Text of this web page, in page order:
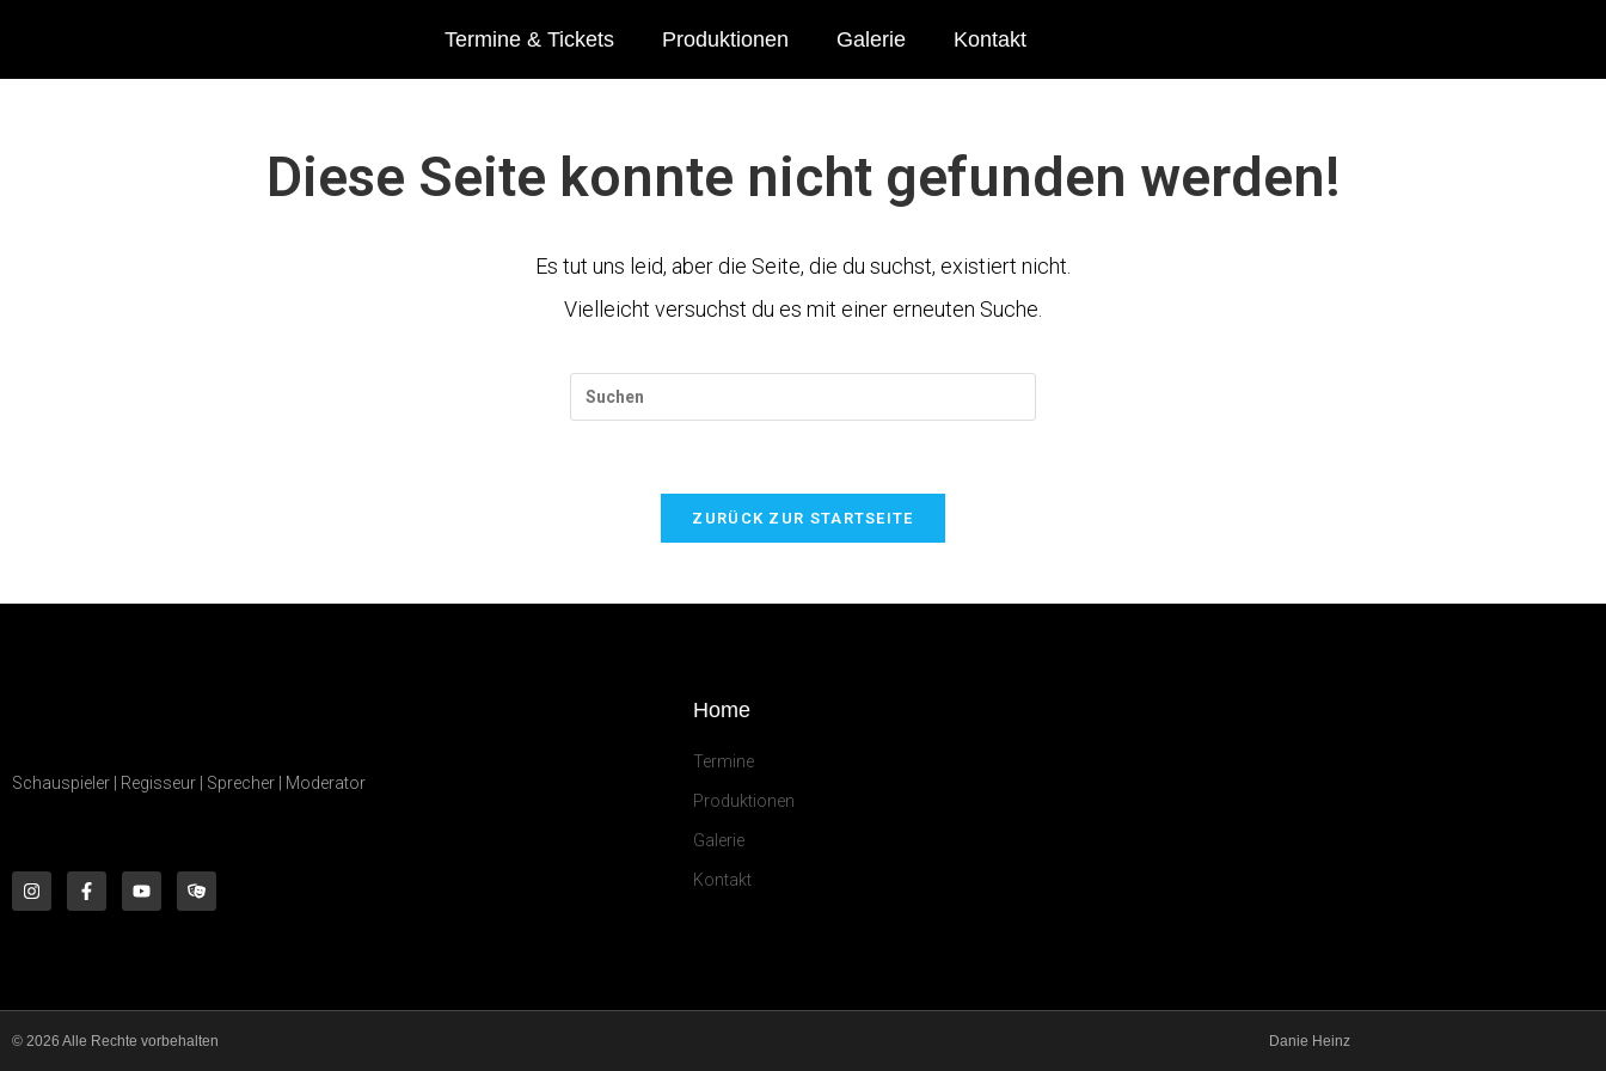
Termine & Tickets Produktionen Galerie Kontakt
Diese Seite konnte nicht gefunden werden!
Es tut uns leid, aber die Seite, die du suchst, existiert nicht.
Vielleicht versuchst du es mit einer erneuten Suche.
ZURÜCK ZUR STARTSEITE
Schauspieler | Regisseur | Sprecher | Moderator
Home
Termine
Produktionen
Galerie
Kontakt
© 2026 Alle Rechte vorbehalten Danie Heinz